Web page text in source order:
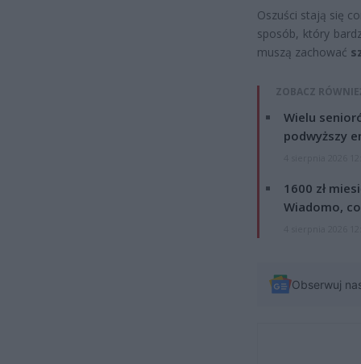
Oszuści stają się
sposób, który
muszą zachować
ZOBACZ
Wielu
podwyższy
1600 zł
Wiadomo,
Obserwuj